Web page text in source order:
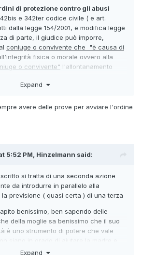
sussistano i requisiti per un TSO, al
darebbe solo una settimana di pausa,
ma non psicotico, anzi da
perfettamente in grado di capire i
e colpire per far male
ognuno di voi.
dovrebbe garantire in un secondo
ma certo il problema concreto
poco, ovviamente sei un testimone a
di protezione contro gli abusi
e 342ter codice civile ( e art.
dalla legge 154/2001, e modifica legge
di parte, il giudice può imporre,
coniuge o convivente che "è causa di
fisica o morale ovvero alla
o convivente" l'allontanamento
luoghi frequentati dall'istante….", oltre
Expand
avere delle prove per avviare l'ordine
5:52 PM, Hinzelmann said:
si tratta di una seconda azione
da introdurre in parallelo alla
previsione ( quasi certa ) di una terza
benissimo, ben sapendo delle
della moglie sa benissimo che il suo
è uno strumento di potere che vale
siano in grado di aiutare la madre e
stipendio sarebbe stato usato per
Expand